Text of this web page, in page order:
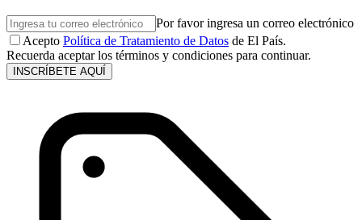
Por favor ingresa un correo electrónico
Acepto Política de Tratamiento de Datos de El País.
Recuerda aceptar los términos y condiciones para continuar.
INSCRÍBETE AQUÍ